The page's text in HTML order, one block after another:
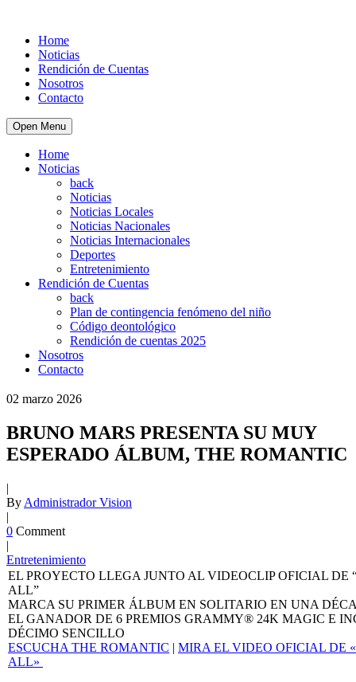
Home
Noticias
Rendición de Cuentas
Nosotros
Contacto
Open Menu
Home
Noticias
back
Noticias
Noticias Locales
Noticias Nacionales
Noticias Internacionales
Deportes
Entretenimiento
Rendición de Cuentas
back
Plan de contingencia fenómeno del niño
Código deontológico
Rendición de cuentas 2025
Nosotros
Contacto
02 marzo 2026
BRUNO MARS PRESENTA SU MUY
ESPERADO ÁLBUM, THE ROMANTIC
|
By Administrador Vision
|
0 Comment
|
Entretenimiento
EL PROYECTO LLEGA JUNTO AL VIDEOCLIP OFICIAL DE
ALL”
MARCA SU PRIMER ÁLBUM EN SOLITARIO EN UNA
EL GANADOR DE 6 PREMIOS GRAMMY® 24K MAGIC E
DÉCIMO SENCILLO
ESCUCHA THE ROMANTIC | MIRA EL VIDEO OFICIAL DE
ALL»